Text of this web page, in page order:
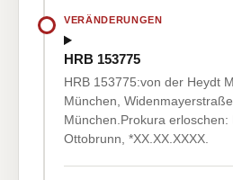
VERÄNDERUNGEN
HRB 153775
HRB 153775:von der Heydt
München,
München.Prokura erloschen:
Ottobrunn, *XX.XX.XXXX.